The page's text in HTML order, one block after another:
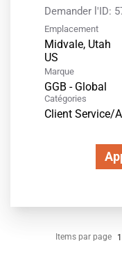
Demander l'ID:
Emplacement
Midvale, Utah
Marque
GGB - Global
Catégories
Client Service/
Items par page